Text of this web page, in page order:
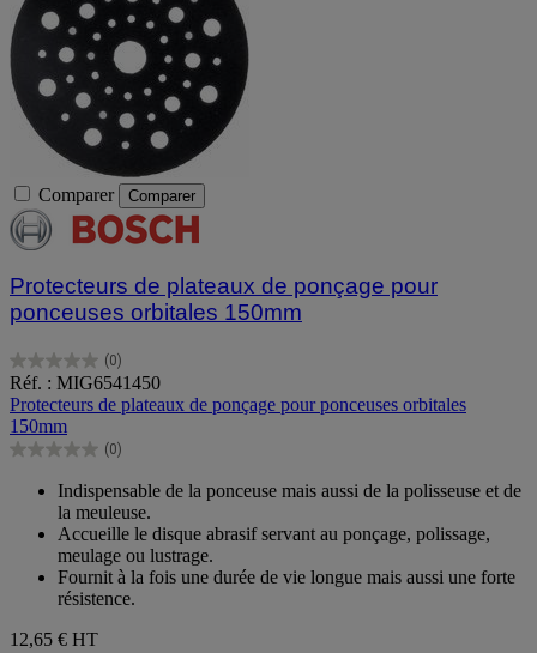
Comparer Comparer
Protecteurs de plateaux de ponçage pour
ponceuses orbitales 150mm
(0)
0.0
sur
5
étoiles.
Réf. : MIG6541450
Protecteurs de plateaux de ponçage pour ponceuses orbitales
150mm
(0)
0.0
étoiles.
Indispensable de la ponceuse mais aussi de la polisseuse et de
la meuleuse.
Accueille le disque abrasif servant au ponçage, polissage,
meulage ou lustrage.
Fournit à la fois une durée de vie longue mais aussi une forte
résistence.
12,65 € HT